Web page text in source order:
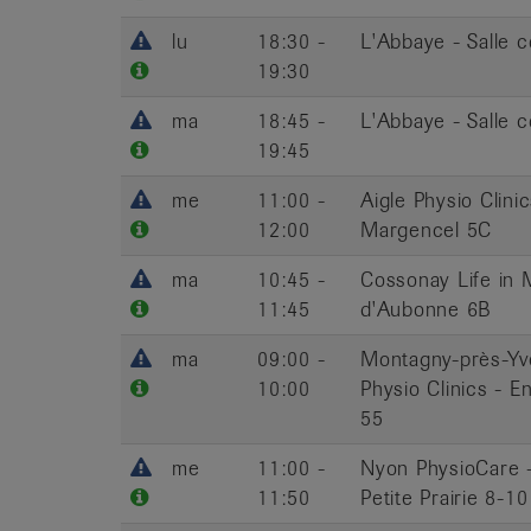
lu
18:30 -
19:30
L'Abbaye - Salle
ma
18:45 -
19:45
L'Abbaye - Salle
me
11:00 -
12:00
Aigle Physio
Margencel 5C
ma
10:45 -
11:45
Cossonay Life in
d'Aubonne 6B
ma
09:00 -
10:00
Montagny-près-
Physio Clinics -
55
me
11:00 -
11:50
Nyon PhysioCare
Petite Prairie 8-10